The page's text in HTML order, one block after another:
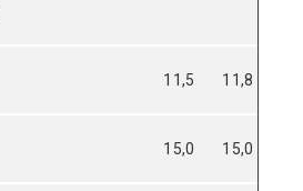
11,5 11,8
15,0 15,0